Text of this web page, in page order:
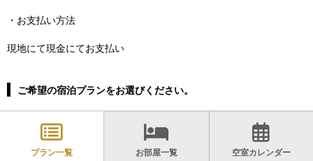
・お支払い方法
現地にて現金にてお支払い
ご希望の宿泊プランをお選びください。
プラン一覧 お部屋一覧 空室カレンダー